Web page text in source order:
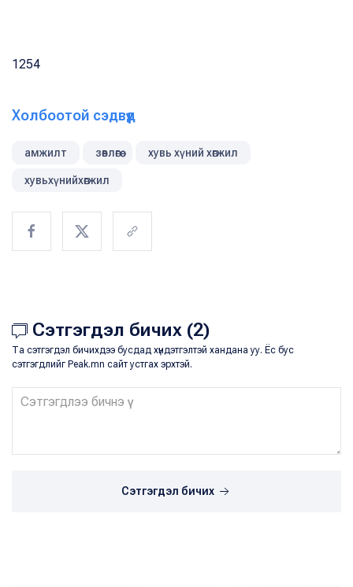
1254
Холбоотой сэдвүүд
амжилт зөвлөгөө хувь хүний хөгжил
хувьхүнийхөгжил
Сэтгэгдэл бичих (2)
Та сэтгэгдэл бичихдээ бусдад хүндэтгэлтэй хандана уу. Ёс бус
сэтгэгдлийг Peak.mn сайт устгах эрхтэй.
Сэтгэгдэл бичих